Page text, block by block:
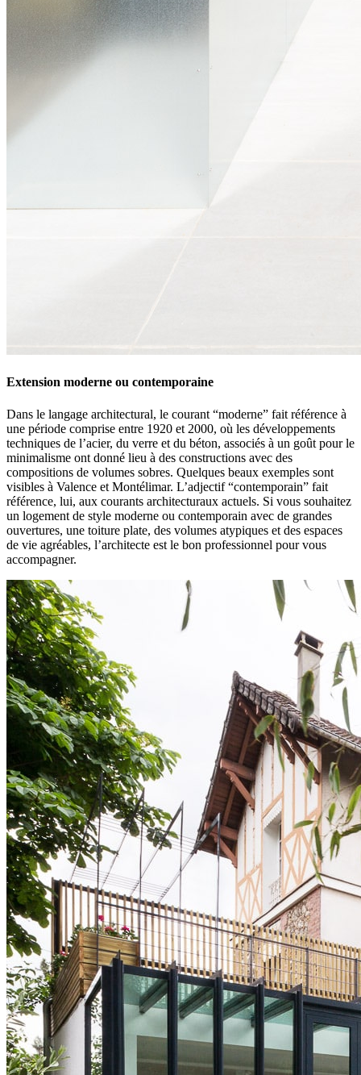
Extension moderne ou contemporaine
Dans le langage architectural, le courant “moderne” fait référence à
une période comprise entre 1920 et 2000, où les développements
techniques de l’acier, du verre et du béton, associés à un goût pour le
minimalisme ont donné lieu à des constructions avec des
compositions de volumes sobres. Quelques beaux exemples sont
visibles à Valence et Montélimar. L’adjectif “contemporain” fait
référence, lui, aux courants architecturaux actuels. Si vous souhaitez
un logement de style moderne ou contemporain avec de grandes
ouvertures, une toiture plate, des volumes atypiques et des espaces
de vie agréables, l’architecte est le bon professionnel pour vous
accompagner.